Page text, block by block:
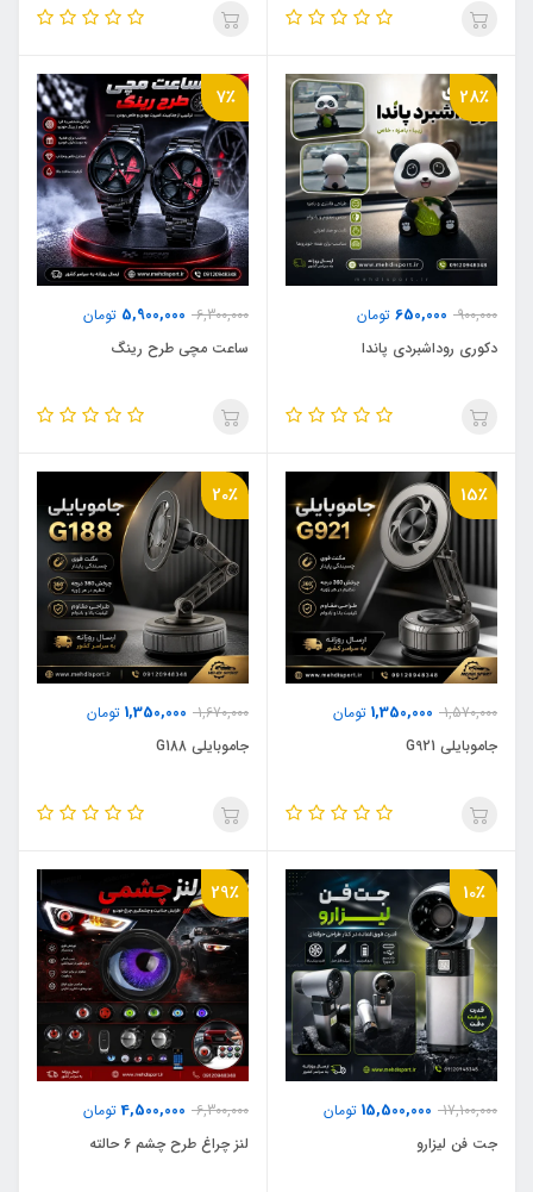
28٪
900,000
650,000 تومان
دکوری روداشبردی پاندا
7٪
6,300,000
5,900,000 تومان
ساعت مچی طرح رینگ
15٪
1,570,000
1,350,000 تومان
جاموبایلی G921
20٪
1,670,000
1,350,000 تومان
جاموبایلی G188
10٪
17,100,000
15,500,000 تومان
جت فن لیزارو
29٪
6,300,000
4,500,000تومان
لنز چراغ طرح چشم 6 حالته